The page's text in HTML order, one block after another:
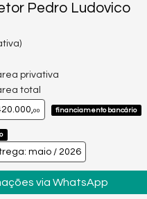
Pedro Ludovico
privativa
total
00 financiamento bancário
maio / 2026
via WhatsApp